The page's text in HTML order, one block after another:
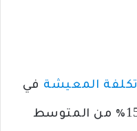
تكلفة المعيشة في
إقليم مدريد أغلى بنسبة 15.7٪ من المتوسط ​​